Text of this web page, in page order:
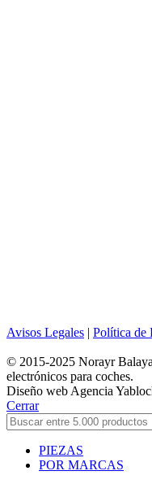
Avisos Legales | Política de
© 2015-2025 Norayr
electrónicos para coches.
Diseño web Agencia
Cerrar
PIEZAS
POR MARCAS